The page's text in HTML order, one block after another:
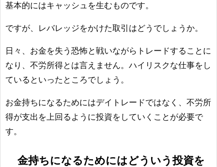
基本的にはキャッシュを生むものです。
ですが、レバレッジをかけた取引はどうでしょうか。
日々、お金を失う恐怖と戦いながらトレードすることに
なり、不労所得とは言えません。ハイリスクな仕事をし
ているといったところでしょう。
お金持ちになるためにはデイトレードではなく、不労所
得が支出を上回るように投資をしていくことが必要で
す。
金持ちになるためにはどういう投資を